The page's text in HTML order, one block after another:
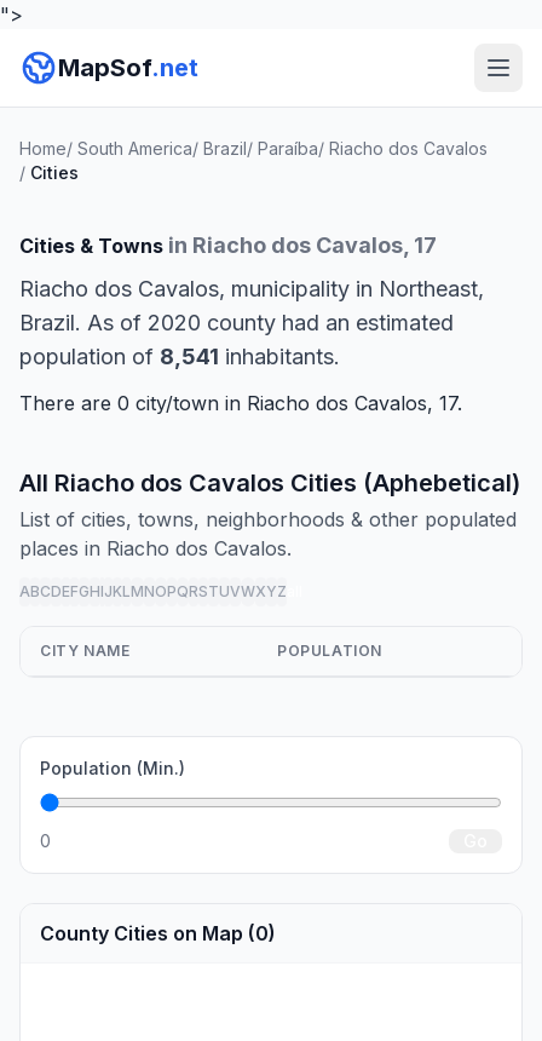
">
MapSof.net
Home/ South America/ Brazil/ Paraíba/ Riacho dos Cavalos
/ Cities
Cities & Towns in Riacho dos Cavalos, 17
Riacho dos Cavalos, municipality in Northeast,
Brazil. As of 2020 county had an estimated
population of 8,541 inhabitants.
There are 0 city/town in Riacho dos Cavalos, 17.
All Riacho dos Cavalos Cities (Aphebetical)
List of cities, towns, neighborhoods & other populated
places in Riacho dos Cavalos.
ABCDEFGHIJKLMNOPQRSTUVWXYZ
CITY NAME POPULATION
Population (Min.)
0
County Cities on Map (0)